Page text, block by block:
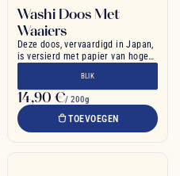
Washi Doos Met
Waaiers
Deze doos, vervaardigd in Japan,
is versierd met papier van hoge
BLIK
14,90 €/ 200g
TOEVOEGEN